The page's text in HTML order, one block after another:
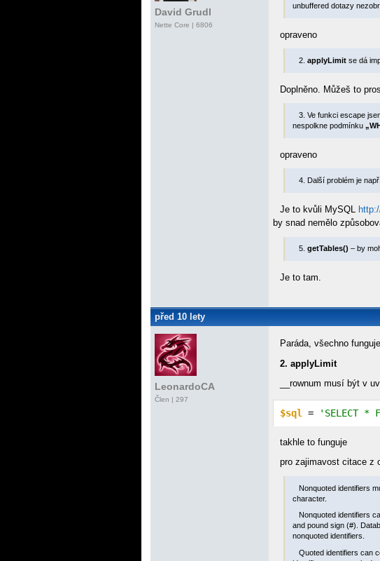
David Grudl
Nette Core | 6806
unbuffered dotazy
opraveno
2. applyLimitse dá
Doplněno. Můžeš to
3. Ve funkci escape
nespolkne podmínku
opraveno
4. Další problém je
Je to kvůli MySQL
by snad nemělo
5. getTables() – by
Je to tam.
před 10 lety
LeonardoCA
Člen | 297
Paráda, všechno
2. applyLimit
__rownum musí být v
$sql = 'SELECT *
takhle to funguje
pro zajimavost citace z
Nonquoted identifiers
character.
Nonquoted identifiers
and pound sign (#).
nonquoted identifiers.
Quoted identifiers can